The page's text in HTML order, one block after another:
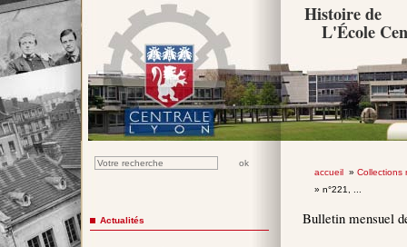
Histoire de
L'École
accueil» Collections
» n°221, ...
Bulletin mensuel
Actualités